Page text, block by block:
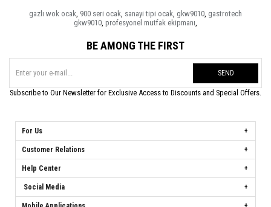
gazlı wok ocak 900 seri ocak sanayi tipi ocak gkw9010 gastrotech
gkw9010 profesyonel mutfak ekipmanı
BE AMONG THE FIRST
SEND
Subscribe to Our Newsletter for Exclusive Access to Discounts and Special Offers.
For Us
Customer Relations
Help Center
Social Media